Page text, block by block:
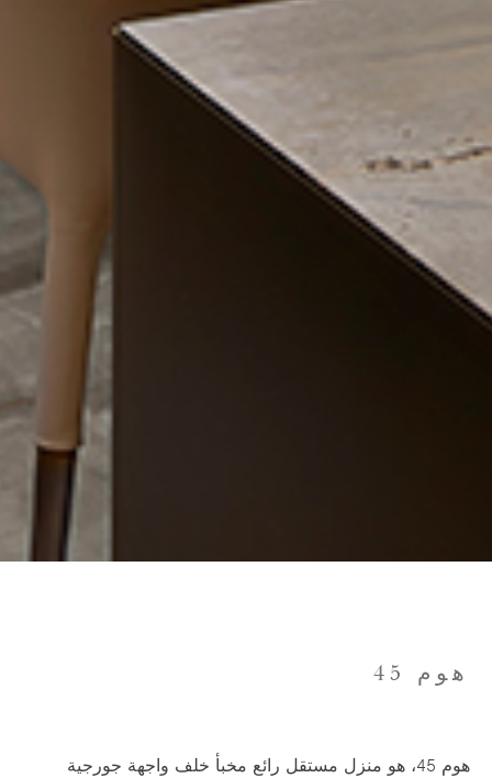
هوم 45
هوم 45، هو منزل مستقل رائع مخبأ خلف واجهة جورجية